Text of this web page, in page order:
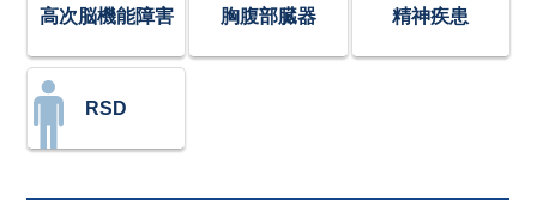
高次脳機能障害 胸腹部臓器 精神疾患
RSD